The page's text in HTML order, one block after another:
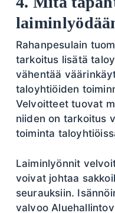
Rahanpesulain
tarkoitus lisätä
vähentää
taloyhtiöiden
Velvoitteet tuovat
niiden on tarkoitus
toiminta
Laiminlyönnit
voivat johtaa
seurauksiin.
valvoo